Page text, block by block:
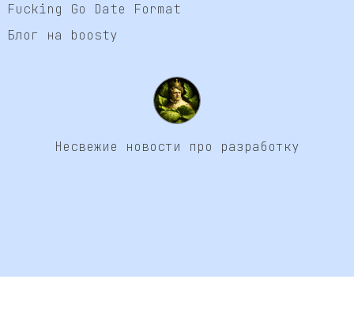
Fucking Go Date Format
Блог на boosty
Несвежие новости про разработку